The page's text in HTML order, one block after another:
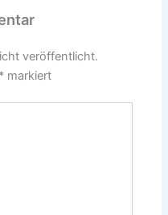
veröffentlicht.
* markiert